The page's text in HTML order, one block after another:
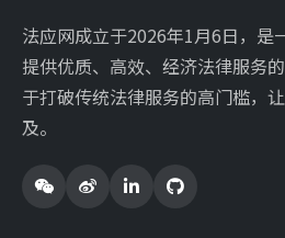
法应网成立于2026年1月6日，是
提供优质、高效、经济法律服务
于打破传统法律服务的高门槛，
及。